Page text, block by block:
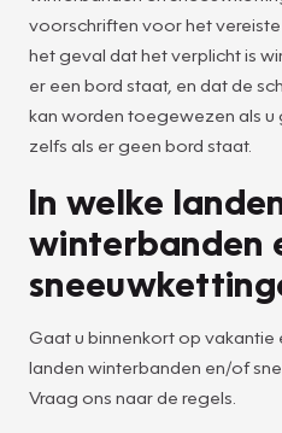
voorschriften voor het vereiste
het geval dat het verplicht is
er een bord staat, en dat de
kan worden toegewezen als u
zelfs als er geen bord staat.
In welke
winterbanden
Gaat u binnenkort op vakantie
landen winterbanden en/of
Vraag ons naar de regels.